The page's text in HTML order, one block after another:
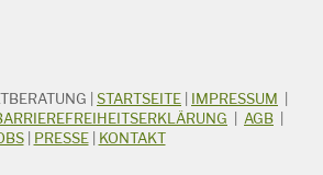
STARTSEITE IMPRESSUM
AGB
| PRESSE| KONTAKT